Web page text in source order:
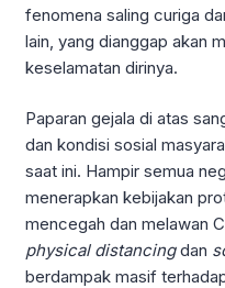
fenomena saling curiga
lain, yang dianggap akan
keselamatan dirinya.
Paparan gejala di atas
dan kondisi sosial
saat ini. Hampir semua
menerapkan kebijakan
mencegah dan melawan
physical distancingdan
berdampak masif